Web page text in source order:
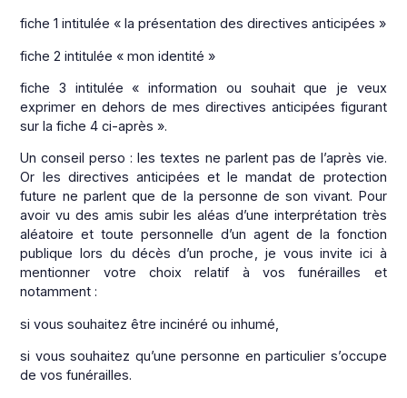
fiche 1 intitulée « la présentation des directives anticipées »
fiche 2 intitulée « mon identité »
fiche 3 intitulée « information ou souhait que je veux
exprimer en dehors de mes directives anticipées figurant
sur la fiche 4 ci-après ».
Un conseil perso : les textes ne parlent pas de l’après vie.
Or les directives anticipées et le mandat de protection
future ne parlent que de la personne de son vivant. Pour
avoir vu des amis subir les aléas d’une interprétation très
aléatoire et toute personnelle d’un agent de la fonction
publique lors du décès d’un proche, je vous invite ici à
mentionner votre choix relatif à vos funérailles et
notamment :
si vous souhaitez être incinéré ou inhumé,
si vous souhaitez qu’une personne en particulier s’occupe
de vos funérailles.